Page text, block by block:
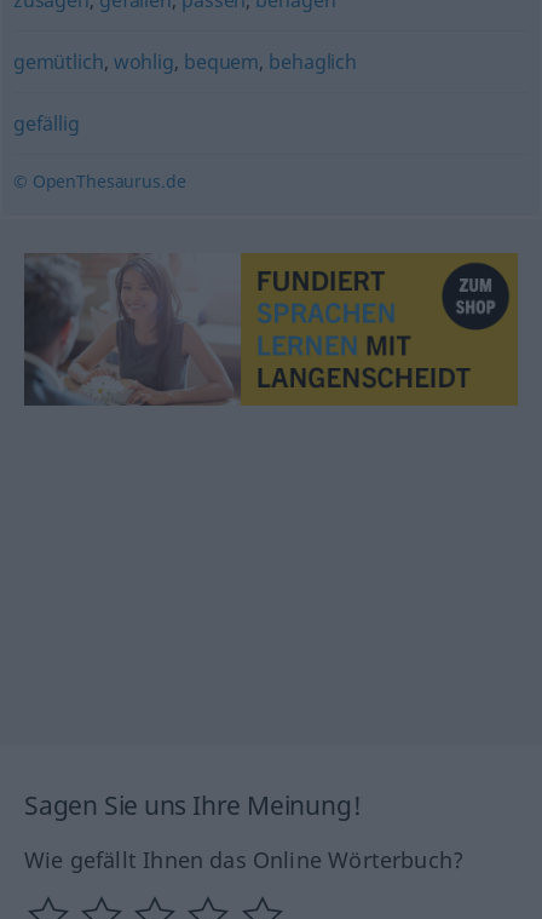
gemütlich, wohlig, bequem, behaglich
gefällig
© OpenThesaurus.de
Sagen Sie uns Ihre Meinung!
Wie gefällt Ihnen das Online Wörterbuch?